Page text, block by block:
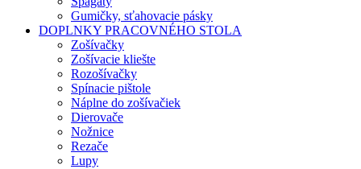
Gumičky, sťahovacie pásky
DOPLNKY PRACOVNÉHO STOLA
Zošívačky
Zošívacie kliešte
Rozošívačky
Spínacie pištole
Náplne do zošívačiek
Dierovače
Nožnice
Rezače
Lupy